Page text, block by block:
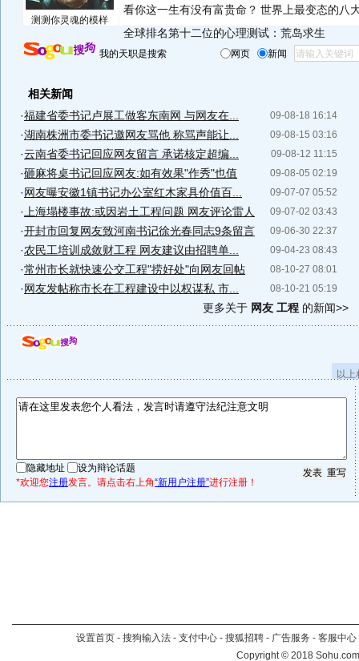
测测你灵魂的模样
看你这一生有没有富贵命？ 世界上最变态的八
全球排名第十二位的心理测试：荒岛求生
我的天职是搜索 网页 新闻
相关新闻
09-08-18 16:14
·福建省委书记卢展工做客东南网 与网友在...
09-08-15 03:16
·湖南株洲市委书记邀网友骂他 称骂声能让...
09-08-12 11:15
·云南省委书记回应网友留言 承诺核定超编...
09-08-05 02:19
·砸麻将桌书记回应网友:如有效果"作秀"也值
09-07-07 05:52
·网友曝安徽1镇书记办公室红木家具价值百...
09-07-02 03:43
· 上海塌楼事故:或因岩土工程问题 网友评论雷人
09-06-30 22:37
·开封市回复网友致河南书记徐光春同志9条留言
09-04-23 08:43
·农民工培训成敛财工程 网友建议由招聘单...
08-10-27 08:01
·常州市长就快速公交工程"捞好处"向网友回帖
08-10-21 05:19
·网友发帖称市长在工程建设中以权谋私 市...
更多关于 网友 工程 的新闻>>
以
隐藏地址
设为辩论话题
*欢迎您注册发言。请点击右上角“新用户注册”进行注册！
设置首页 - 搜狗输入法 - 支付中心 - 搜狐招聘 - 广告服务 - 客服中心
Copyright©2018